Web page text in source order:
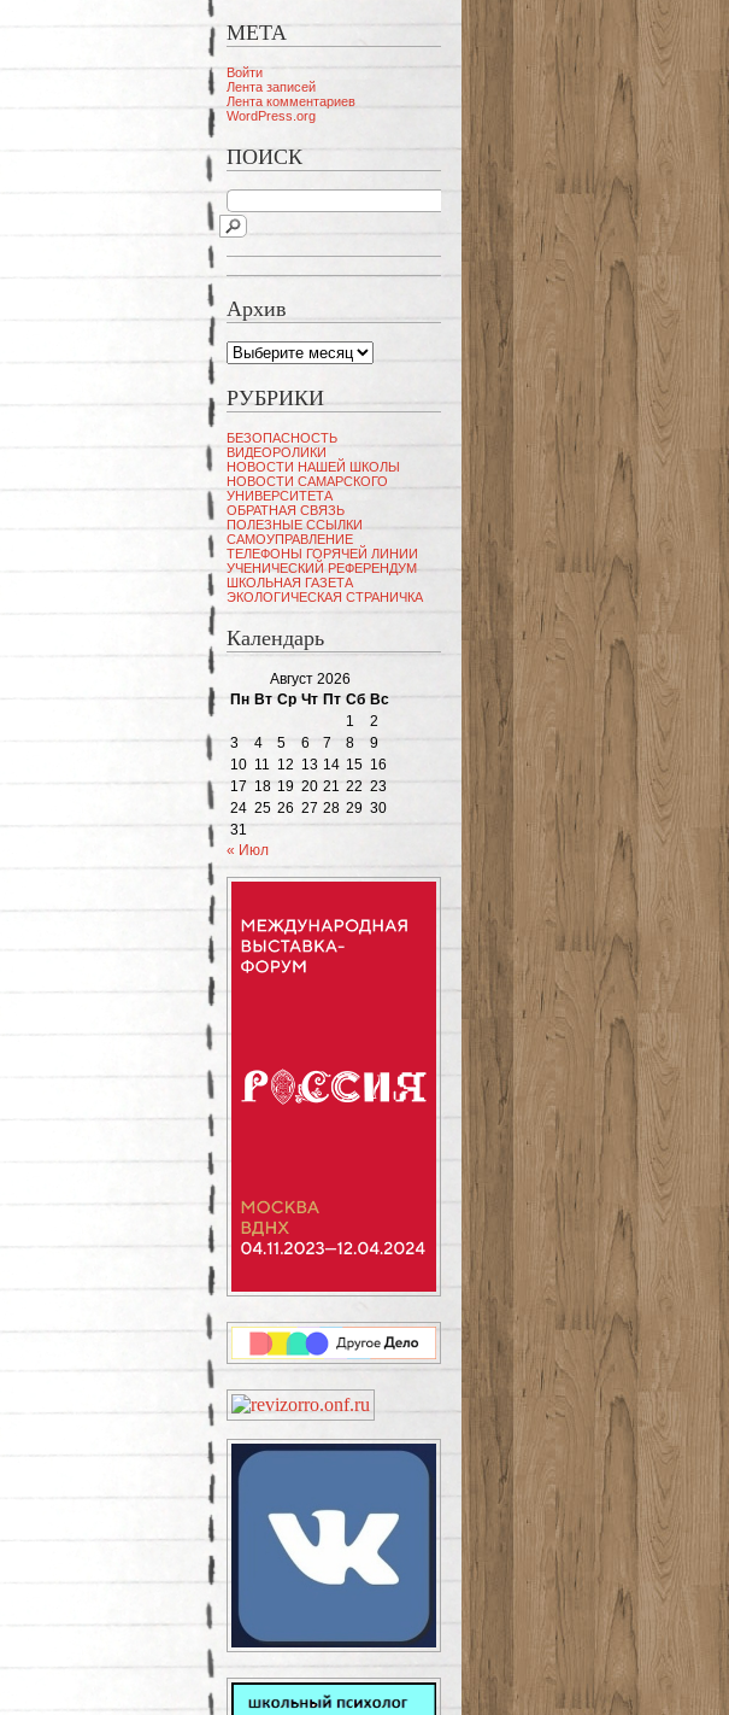
МЕТА
Войти
Лента записей
Лента комментариев
WordPress.org
ПОИСК
Архив
Архив
РУБРИКИ
БЕЗОПАСНОСТЬ
ВИДЕОРОЛИКИ
НОВОСТИ НАШЕЙ ШКОЛЫ
НОВОСТИ САМАРСКОГО
УНИВЕРСИТЕТА
ОБРАТНАЯ СВЯЗЬ
ПОЛЕЗНЫЕ ССЫЛКИ
САМОУПРАВЛЕНИЕ
ТЕЛЕФОНЫ ГОРЯЧЕЙ ЛИНИИ
УЧЕНИЧЕСКИЙ РЕФЕРЕНДУМ
ШКОЛЬНАЯ ГАЗЕТА
ЭКОЛОГИЧЕСКАЯ СТРАНИЧКА
Календарь
Август 2026
Пн Вт Ср Чт Пт Сб Вс
1
2
3
4 5 6 7 8
9
10 11 12 13 14 15 16
17 18 19 20 21 22 23
24 25 26 27 28 29 30
31
« Июл